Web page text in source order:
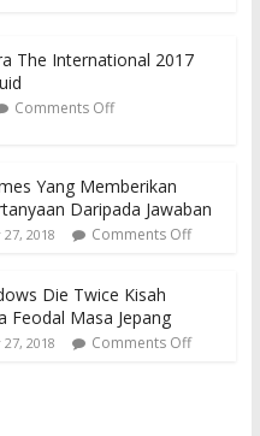
The International 2017
Comments Off
Yang Memberikan
Daripada Jawaban
2018 Comments Off
Die Twice Kisah
Feodal Masa Jepang
2018 Comments Off